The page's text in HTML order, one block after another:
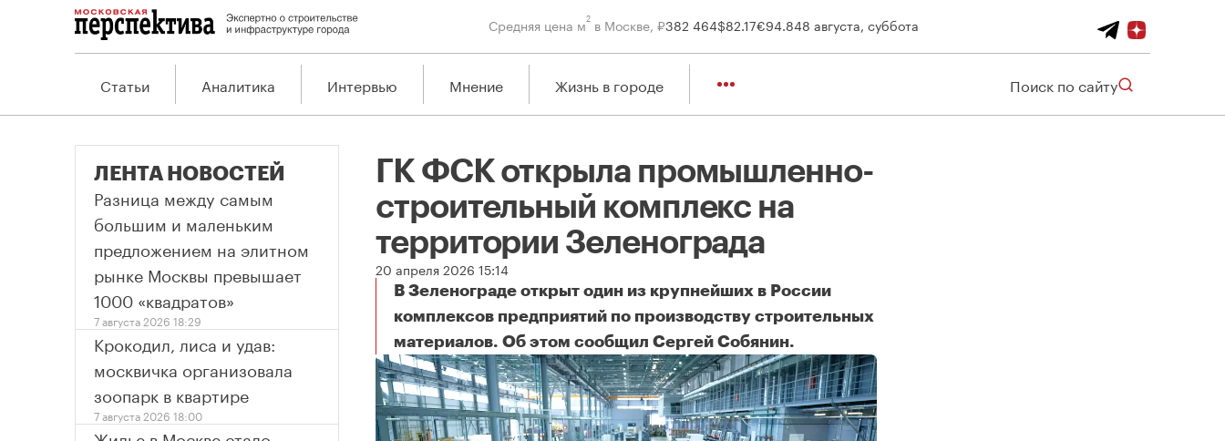
Средняя цена м2 в Москве, ₽382 464$82.17€94.848 августа, суббота
Статьи Аналитика Интервью Мнение Жизнь в городе Поиск по сайту
ГК ФСК открыла промышленно-
строительный комплекс на
территории Зеленограда
20 апреля 2026 15:14
В Зеленограде открыт один из крупнейших в России
комплексов предприятий по производству строительных
материалов. Об этом сообщил Сергей Собянин.
ЛЕНТА НОВОСТЕЙ
Разница между самым
большим и маленьким
предложением на элитном
рынке Москвы превышает
1000 «квадратов»
7 августа 2026 18:29
Крокодил, лиса и удав:
москвичка организовала
зоопарк в квартире
7 августа 2026 18:00